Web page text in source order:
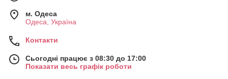
м. Одеса
Одеса, Україна
Контакти
Сьогодні працює з 08:30 до 17:00
Показати весь графік роботи